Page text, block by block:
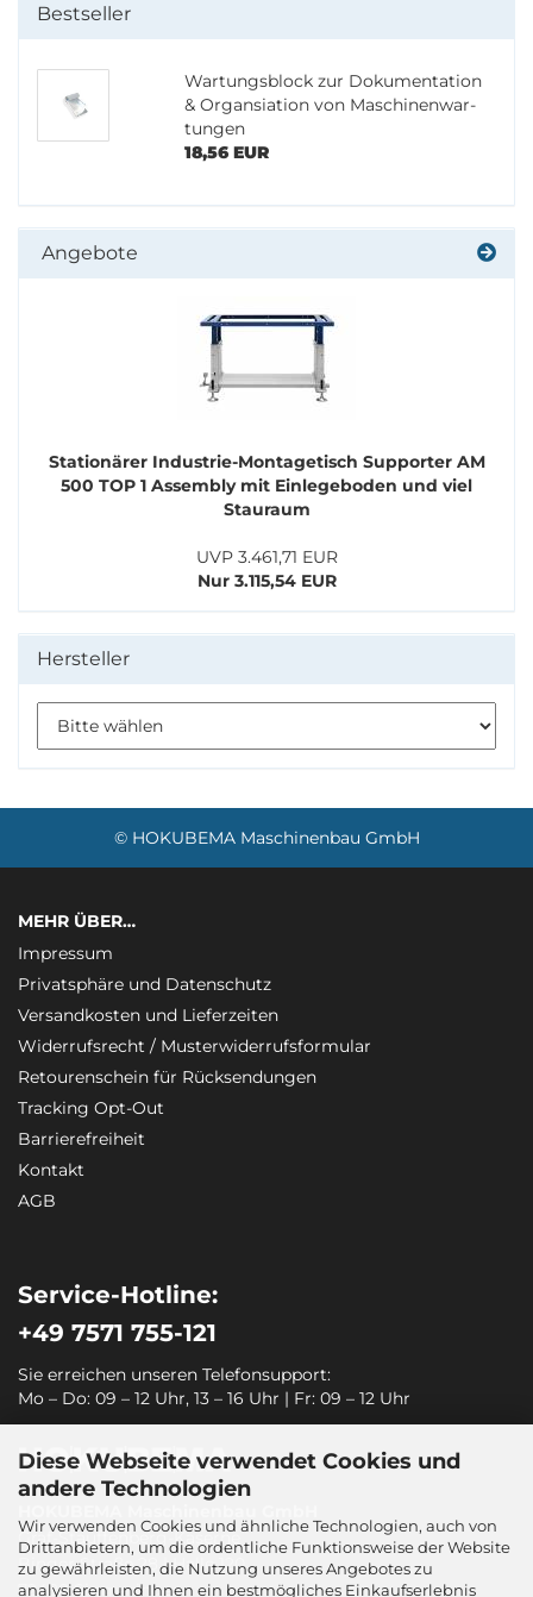
Diese Webseite verwendet Cookies und
andere Technologien
Wir verwenden Cookies und ähnliche Technologien, auch von
Drittanbietern, um die ordentliche Funktionsweise der Website
zu gewährleisten, die Nutzung unseres Angebotes zu
analysieren und Ihnen ein bestmögliches Einkaufserlebnis
Bestseller
War­tungs­block zur Do­ku­men­ta­ti­on
& Or­gansia­ti­on von Ma­schi­nen­war­
tun­gen
18,56 EUR
Angebote
Sta­tio­nä­rer Industrie-​Montagetisch Sup­por­ter AM
500 TOP 1 As­sem­bly mit Ein­le­ge­bo­den und viel
Stau­raum
UVP 3.461,71 EUR
Nur 3.115,54 EUR
Hersteller
© HOKUBEMA Maschinenbau GmbH
MEHR ÜBER…
Impressum
Privatsphäre und Datenschutz
Versandkosten und Lieferzeiten
Widerrufsrecht / Musterwiderrufsformular
Retourenschein für Rücksendungen
Tracking Opt-Out
Barrierefreiheit
Kontakt
AGB
Service-Hotline:
+49 7571 755-121
Sie erreichen unseren Telefonsupport:
Mo – Do: 09 – 12 Uhr, 13 – 16 Uhr | Fr: 09 – 12 Uhr
Graf-Stauffenberg-Kaserne
Binger Straße 28 | Halle 120
72488 Sigmaringen